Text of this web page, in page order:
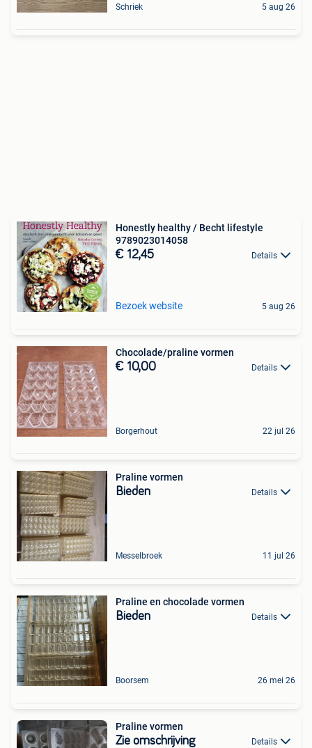
Schriek 5 aug 26
Honestly healthy / Becht lifestyle
9789023014058
€ 12,45 Details
Bezoek website 5 aug 26
Chocolade/praline vormen
€ 10,00 Details
Borgerhout 22 jul 26
Praline vormen
Bieden Details
Messelbroek 11 jul 26
Praline en chocolade vormen
Bieden Details
Boorsem 26 mei 26
Praline vormen
Zie omschrijving Details